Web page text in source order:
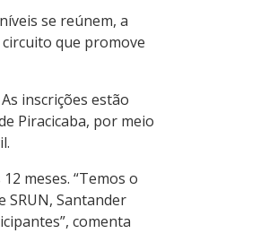
se reúnem, a
que promove
inscrições estão
Piracicaba, por meio
meses. “Temos o
SRUN, Santander
comenta